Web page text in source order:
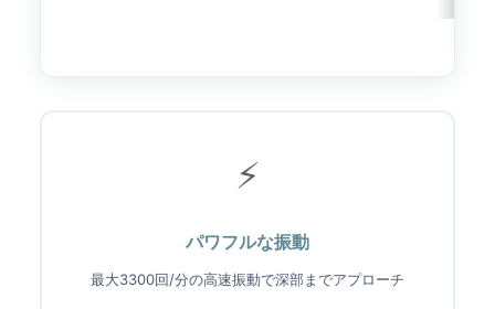
⚡
パワフルな振動
最大3300回/分の高速振動で深部までアプローチ